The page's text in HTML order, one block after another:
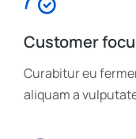
Customer
Curabitur eu
aliquam a